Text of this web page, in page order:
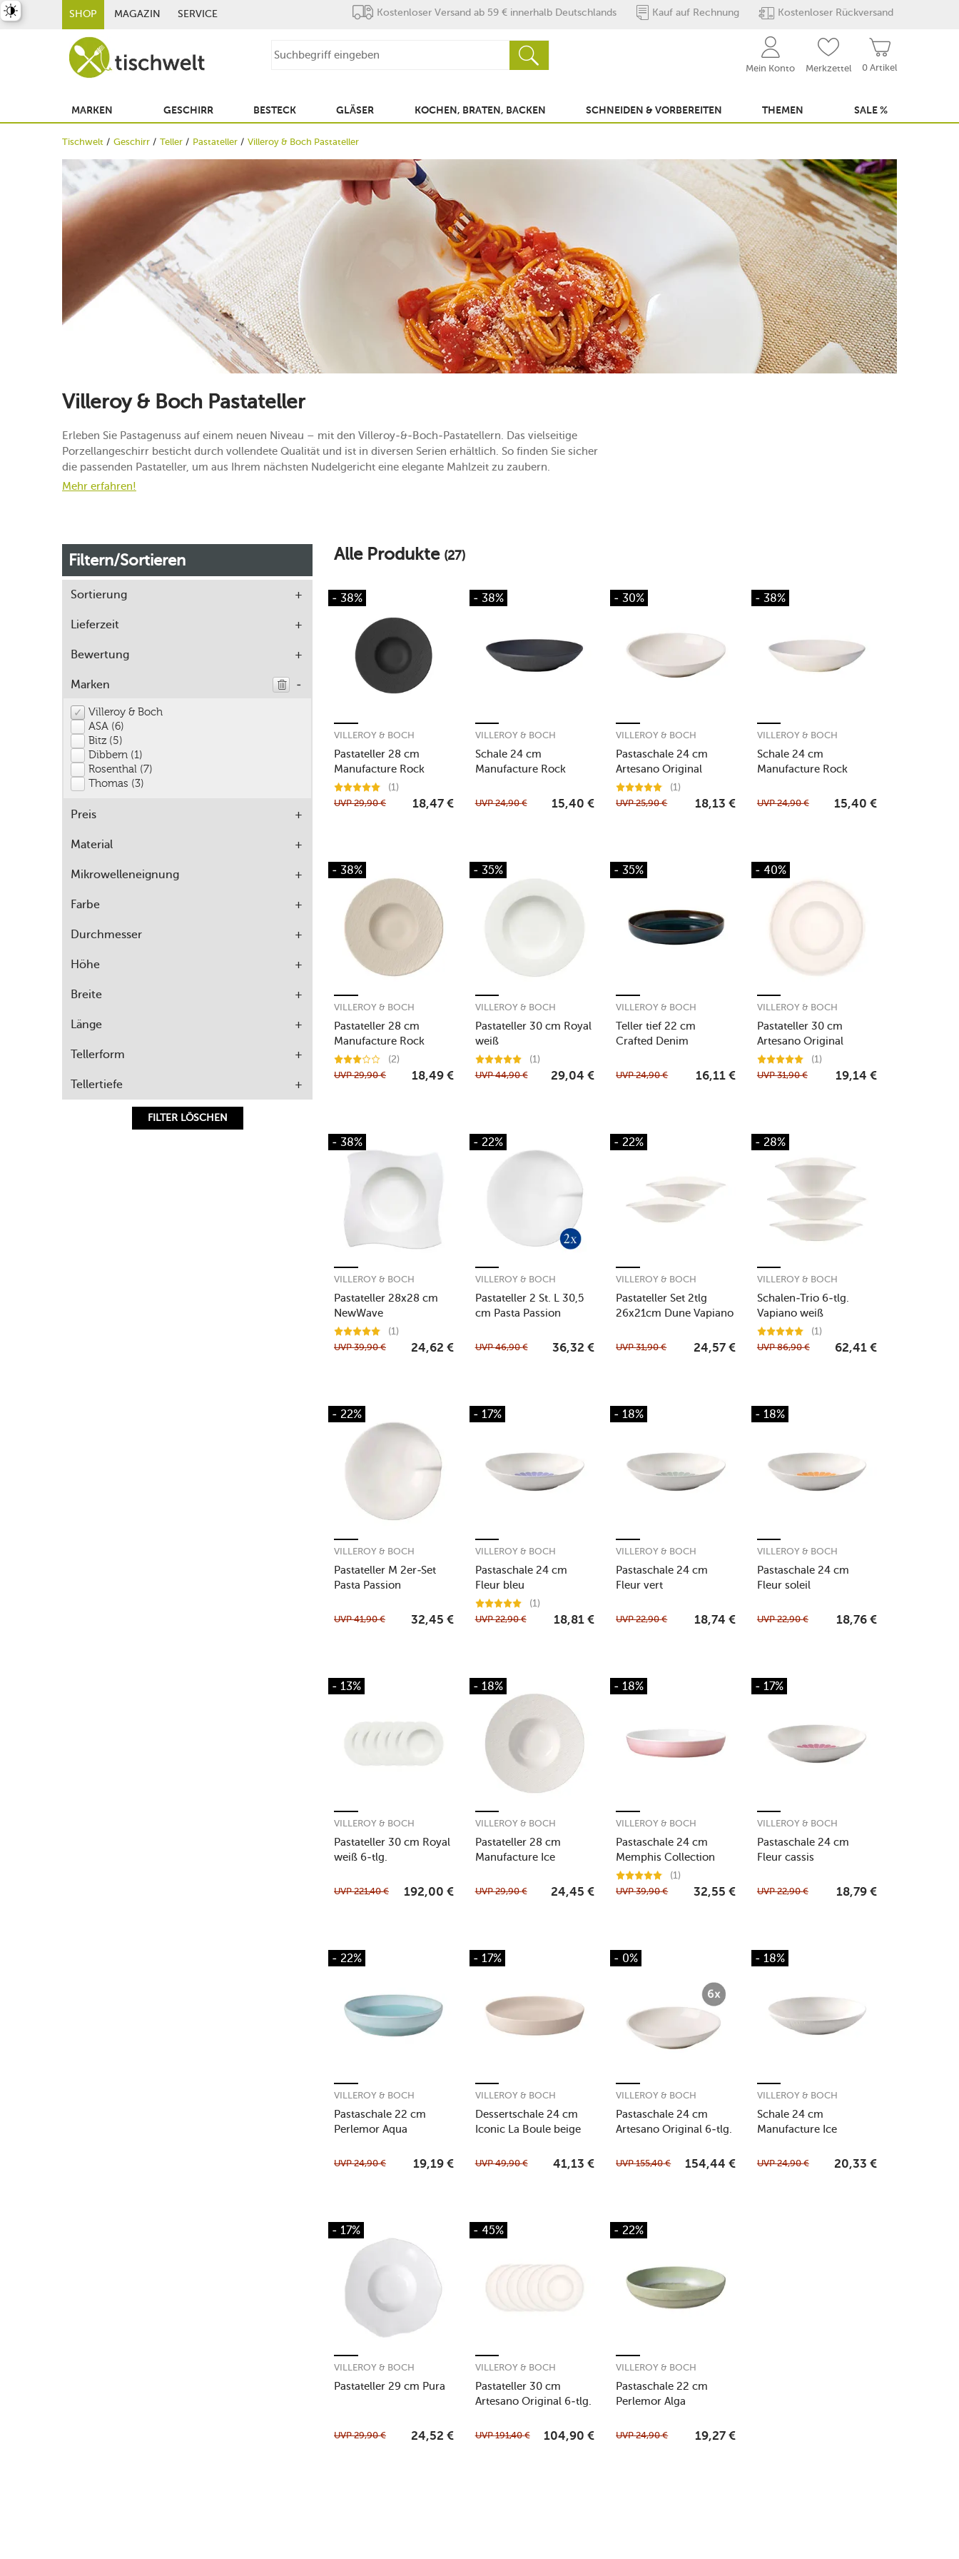
SHOP MAGAZIN SERVICE Kostenloser Versand ab 59 € innerhalb Deutschlands Kauf auf Rechnung Kostenloser Rückversand
0 Artikel
Mein Konto Merkzettel
MARKEN GESCHIRR BESTECK GLÄSER KOCHEN, BRATEN, BACKEN SCHNEIDEN & VORBEREITEN THEMEN SALE %
Tischwelt Geschirr Teller Pastateller Villeroy & Boch Pastateller
Villeroy & Boch Pastateller
Erleben Sie Pastagenuss auf einem neuen Niveau – mit den Villeroy-&-Boch-Pastatellern. Das vielseitige
Porzellangeschirr besticht durch vollendete Qualität und ist in diversen Serien erhältlich. So finden Sie sicher
die passenden Pastateller, um aus Ihrem nächsten Nudelgericht eine elegante Mahlzeit zu zaubern.
Mehr erfahren!
Filtern/Sortieren
Sortierung
Lieferzeit
Bewertung
Marken
Villeroy & Boch
ASA (6)
Bitz (5)
Dibbern (1)
Rosenthal (7)
Thomas (3)
Preis
Material
Mikrowelleneignung
Farbe
Durchmesser
Höhe
Breite
Länge
Tellerform
Tellertiefe
FILTER LÖSCHEN
Alle Produkte (27)
- 38%
Pastateller 28 cm
Manufacture Rock
VILLEROY & BOCH
(1)
UVP29,90 € 18,47 €
- 38%
Schale 24 cm
Manufacture Rock
VILLEROY & BOCH
UVP24,90 € 15,40 €
- 30%
Pastaschale 24 cm
Artesano Original
VILLEROY & BOCH
(1)
UVP25,90 € 18,13 €
- 38%
Schale 24 cm
Manufacture Rock
VILLEROY & BOCH
UVP24,90 € 15,40 €
- 38%
Pastateller 28 cm
Manufacture Rock
blanc
VILLEROY & BOCH
(2)
UVP29,90 € 18,49 €
- 35%
Pastateller 30 cm Royal
weiß
VILLEROY & BOCH
(1)
UVP44,90 € 29,04 €
- 35%
Teller tief 22 cm
Crafted Denim
VILLEROY & BOCH
UVP24,90 € 16,11 €
- 40%
Pastateller 30 cm
Artesano Original
VILLEROY & BOCH
(1)
UVP31,90 € 19,14 €
- 38%
Pastateller 28x28 cm
NewWave
VILLEROY & BOCH
(1)
UVP39,90 € 24,62 €
- 22%
Pastateller 2 St. L 30,5
cm Pasta Passion
VILLEROY & BOCH
UVP46,90 € 36,32 €
- 22%
Pastateller Set 2tlg
26x21cm Dune Vapiano
VILLEROY & BOCH
UVP31,90 € 24,57 €
- 28%
Schalen-Trio 6-tlg.
Vapiano weiß
VILLEROY & BOCH
(1)
UVP86,90 € 62,41 €
- 22%
Pastateller M 2er-Set
Pasta Passion
VILLEROY & BOCH
UVP41,90 € 32,45 €
- 17%
Pastaschale 24 cm
Fleur bleu
VILLEROY & BOCH
(1)
UVP22,90 € 18,81 €
- 18%
Pastaschale 24 cm
Fleur vert
VILLEROY & BOCH
UVP22,90 € 18,74 €
- 18%
Pastaschale 24 cm
Fleur soleil
VILLEROY & BOCH
UVP22,90 € 18,76 €
- 13%
Pastateller 30 cm Royal
weiß 6-tlg.
VILLEROY & BOCH
UVP221,40 € 192,00 €
- 18%
Pastateller 28 cm
Manufacture Ice
VILLEROY & BOCH
UVP29,90 € 24,45 €
- 18%
Pastaschale 24 cm
Memphis Collection
VILLEROY & BOCH
(1)
UVP39,90 € 32,55 €
- 17%
Pastaschale 24 cm
Fleur cassis
VILLEROY & BOCH
UVP22,90 € 18,79 €
- 22%
Pastaschale 22 cm
Perlemor Aqua
VILLEROY & BOCH
UVP24,90 € 19,19 €
- 17%
Dessertschale 24 cm
Iconic La Boule beige
VILLEROY & BOCH
UVP49,90 € 41,13 €
- 0%
Pastaschale 24 cm
Artesano Original 6-tlg.
VILLEROY & BOCH
UVP155,40 € 154,44 €
- 18%
Schale 24 cm
Manufacture Ice
VILLEROY & BOCH
UVP24,90 € 20,33 €
- 17%
Pastateller 29 cm Pura
VILLEROY & BOCH
UVP29,90 € 24,52 €
- 45%
Pastateller 30 cm
Artesano Original 6-tlg.
VILLEROY & BOCH
UVP191,40 € 104,90 €
- 22%
Pastaschale 22 cm
Perlemor Alga
VILLEROY & BOCH
UVP24,90 € 19,27 €
umschalten